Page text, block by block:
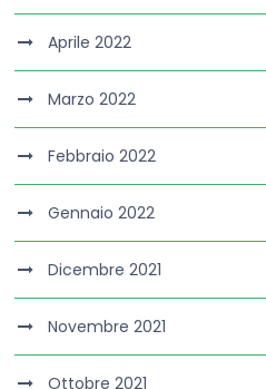
Aprile 2022
Marzo 2022
Febbraio 2022
Gennaio 2022
Dicembre 2021
Novembre 2021
Ottobre 2021